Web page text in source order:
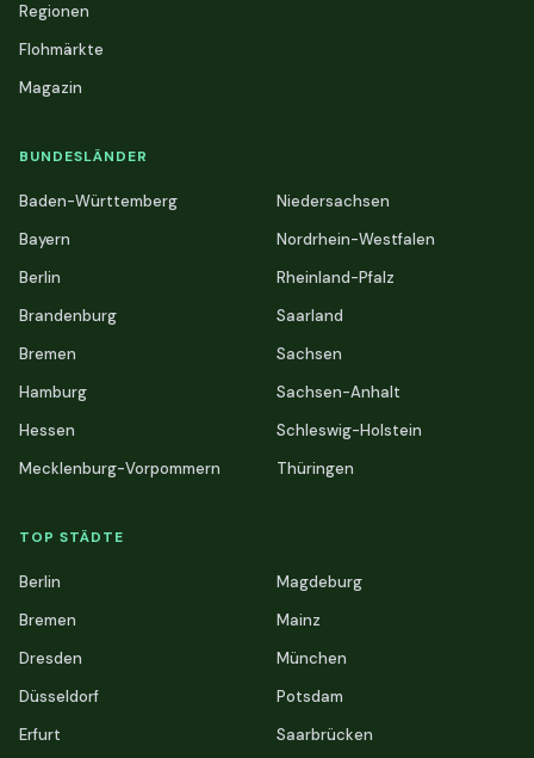
Regionen
Flohmärkte
Magazin
BUNDESLÄNDER
Baden-Württemberg
Bayern
Berlin
Brandenburg
Bremen
Hamburg
Hessen
Mecklenburg-Vorpommern
Niedersachsen
Nordrhein-Westfalen
Rheinland-Pfalz
Saarland
Sachsen
Sachsen-Anhalt
Schleswig-Holstein
Thüringen
TOP STÄDTE
Berlin
Bremen
Dresden
Düsseldorf
Erfurt
Magdeburg
Mainz
München
Potsdam
Saarbrücken